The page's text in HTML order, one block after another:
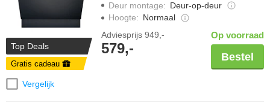
Top Deals
Gratis cadeau
Vergelijk
Deur montage: Deur-op-deur
Hoogte: Normaal
Adviesprijs 949,-
579,-
Op voorraad
Bestel